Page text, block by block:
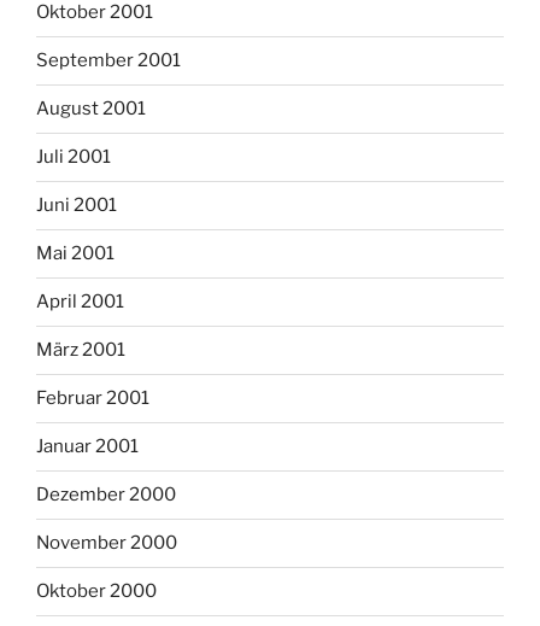
Oktober 2001
September 2001
August 2001
Juli 2001
Juni 2001
Mai 2001
April 2001
März 2001
Februar 2001
Januar 2001
Dezember 2000
November 2000
Oktober 2000